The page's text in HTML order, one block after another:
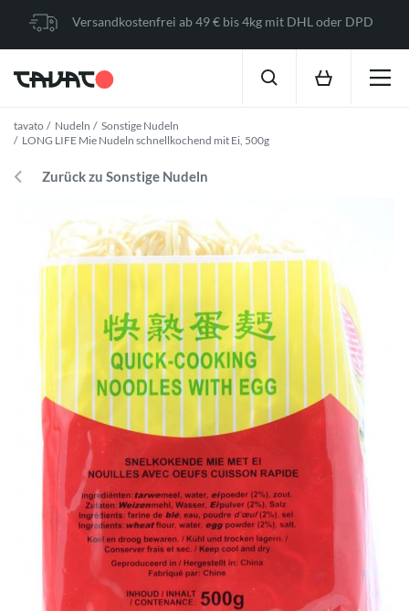
Versandkostenfrei ab 49 € bis 4kg mit DHL oder DPD
tavato Nudeln
Sonstige Nudeln
LONG LIFE Mie Nudeln schnellkochend mit Ei, 500g
Zurück zu Sonstige Nudeln